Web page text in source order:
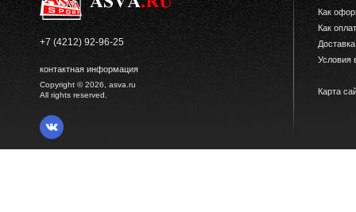
+7 (4212) 92-96-25
контактная информация
Copyright © 2026, asva.ru
All rights reserved.
Как
Как
Условия
Карта